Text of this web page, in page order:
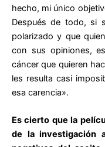
hecho, mi único
Después de todo, si
polarizado y que
con sus opiniones,
cáncer que quieren
les resulta casi
esa carencia».
Es cierto que la
de la investigación